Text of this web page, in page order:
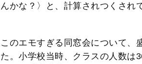
んかな？〉と、計算されつくされ
このエモすぎる同窓会について、
た。小学校当時、クラスの人数は